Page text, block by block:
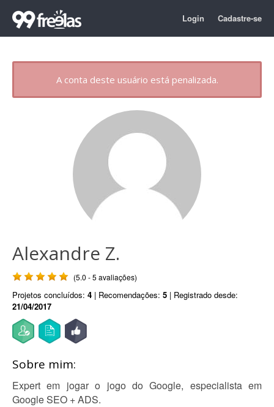
Login Cadastre-se
A conta deste usuário está penalizada.
Alexandre Z.
(5.0 - 5 avaliações)
Projetos concluídos: 4 | Recomendações: 5 | Registrado desde:
21/04/2017
Sobre mim:
Expert em jogar o jogo do Google, especialista em
Google SEO + ADS.